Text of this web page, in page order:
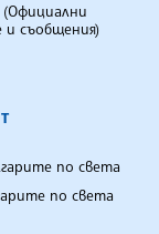
(Официални
и съобщения)
по света
по света